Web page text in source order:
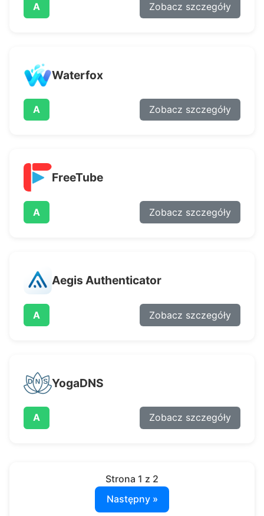
A Zobacz szczegóły
Waterfox
A Zobacz szczegóły
FreeTube
A Zobacz szczegóły
Aegis Authenticator
A Zobacz szczegóły
YogaDNS
A Zobacz szczegóły
Strona 1 z 2
Następny »